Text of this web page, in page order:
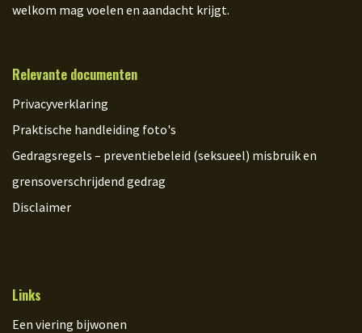
welkom mag voelen en aandacht krijgt.
Relevante documenten
Privacyverklaring
Praktische handleiding foto's
Gedragsregels – preventiebeleid (seksueel) misbruik en
grensoverschrijdend gedrag
Disclaimer
Links
Een viering bijwonen